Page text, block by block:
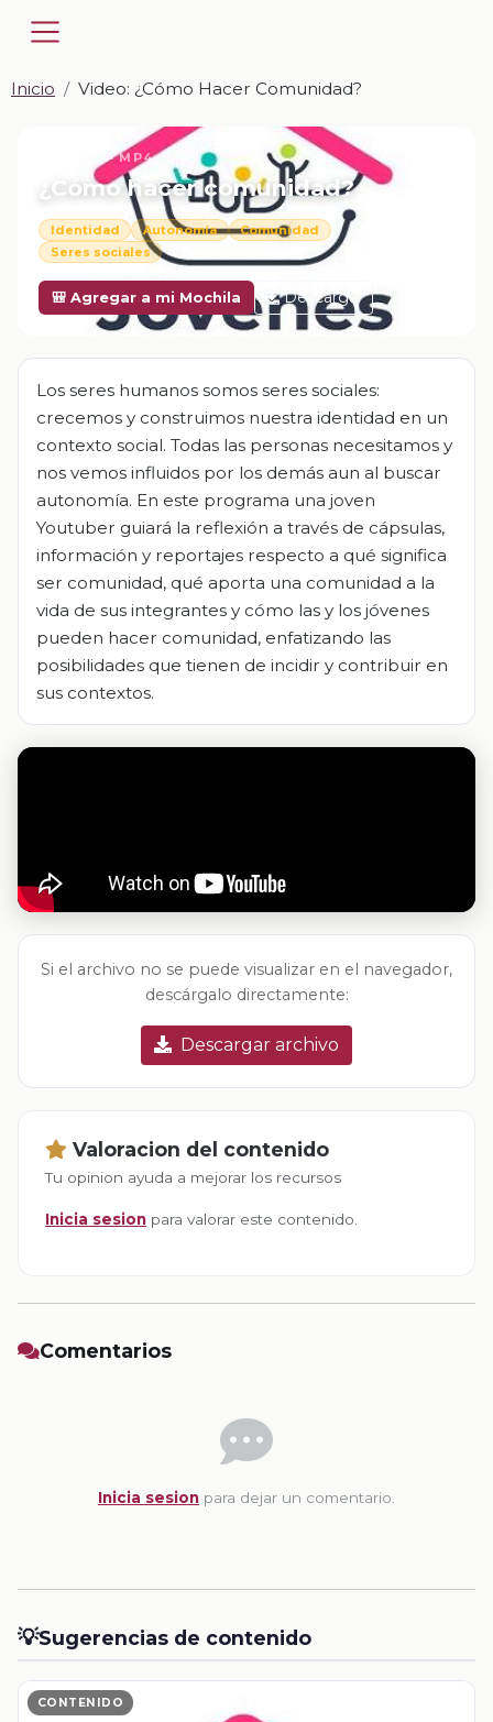
Inicio Video: ¿Cómo Hacer Comunidad?
📎 VIDEO · MP4
¿Cómo hacer comunidad?
Identidad Autonomía
Comunidad
Seres sociales
🎒 Agregar a mi Mochila Descargar
Los seres humanos somos seres sociales:
crecemos y construimos nuestra identidad en un
contexto social. Todas las personas necesitamos y
nos vemos influidos por los demás aun al buscar
autonomía. En este programa una joven
Youtuber guiará la reflexión a través de cápsulas,
información y reportajes respecto a qué significa
ser comunidad, qué aporta una comunidad a la
vida de sus integrantes y cómo las y los jóvenes
pueden hacer comunidad, enfatizando las
posibilidades que tienen de incidir y contribuir en
sus contextos.
Si el archivo no se puede visualizar en el navegador,
descárgalo directamente:
Descargar archivo
Valoracion del contenido
Tu opinion ayuda a mejorar los recursos
Inicia sesion para valorar este contenido.
Comentarios
Inicia sesion para dejar un comentario.
💡Sugerencias de contenido
CONTENIDO